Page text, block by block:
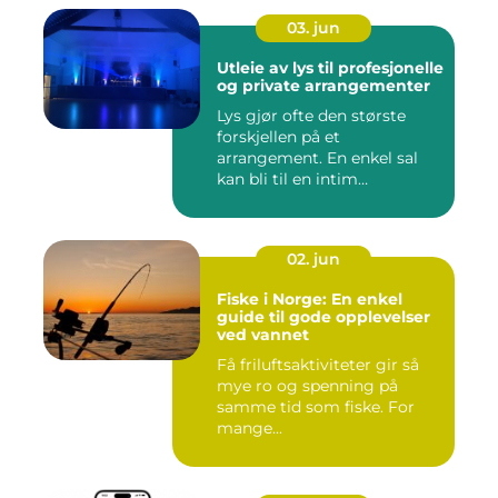
03. jun
Utleie av lys til profesjonelle
og private arrangementer
Lys gjør ofte den største
forskjellen på et
arrangement. En enkel sal
kan bli til en intim
02. jun
Fiske i Norge: En enkel
guide til gode opplevelser
ved vannet
Få friluftsaktiviteter gir så
mye ro og spenning på
samme tid som fiske. For
mange...